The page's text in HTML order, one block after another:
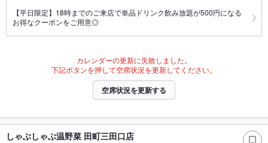
【平日限定】18時までのご来店で単品ドリンク飲み放題が500円になる
お得なクーポンをご用意◎
カレンダーの更新に失敗しました。
下記ボタンを押して空席状況を更新してください。
空席状況を更新する
しゃぶしゃぶ温野菜 田町三田口店